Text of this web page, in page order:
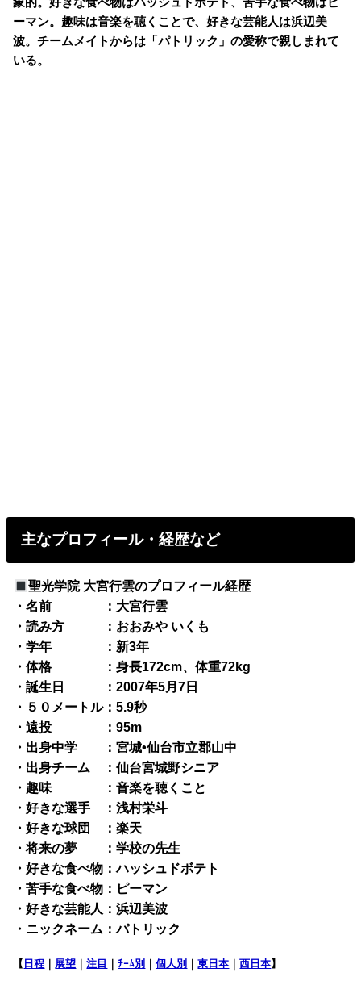
ーマン。趣味は音楽を聴くことで、好きな芸能人は浜辺美
波。チームメイトからは「パトリック」の愛称で親しまれて
いる。
主なプロフィール・経歴など
聖光学院 大宮行雲のプロフィール経歴
・名前 ：大宮行雲
・読み方 ：おおみや いくも
・学年 ：新3年
・体格 ：身長172cm、体重72kg
・誕生日 ：2007年5月7日
・５０メートル：5.9秒
・遠投 ：95m
・出身中学 ：宮城•仙台市立郡山中
・出身チーム ：仙台宮城野シニア
・趣味 ：音楽を聴くこと
・好きな選手 ：浅村栄斗
・好きな球団 ：楽天
・将来の夢 ：学校の先生
・好きな食べ物：ハッシュドボテト
・苦手な食べ物：ピーマン
・好きな芸能人：浜辺美波
・ニックネーム：パトリック
【 日程 ｜ 展望 ｜注目 ｜ﾁｰﾑ別 ｜個人別 ｜東日本 ｜西日本】